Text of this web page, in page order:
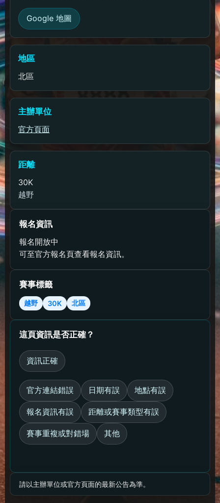
Google 地圖
地區
北區
主辦單位
官方頁面
距離
30K
越野
報名資訊
報名開放中
可至官方報名頁查看報名資訊。
賽事標籤
越野 30K 北區
這頁資訊是否正確？
資訊正確
官方連結錯誤 日期有誤 地點有誤
報名資訊有誤 距離或賽事類型有誤
賽事重複或對錯場 其他
請以主辦單位或官方頁面的最新公告為準。